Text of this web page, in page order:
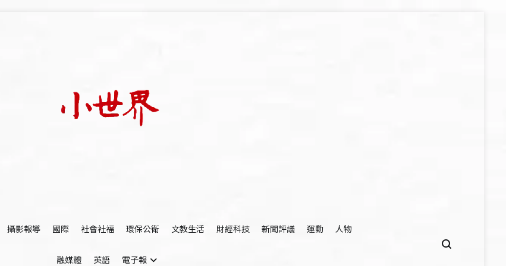
攝影報導 國際 社會社福 環保公衛 文教生活 財經科技 新聞評議 運動 人物
融媒體 英語 電子報